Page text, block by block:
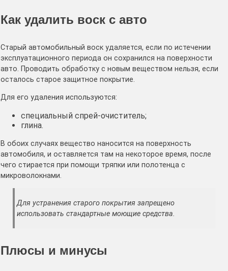
Как удалить воск с авто
Старый автомобильный воск удаляется, если по истечении
эксплуатационного периода он сохранился на поверхности
авто. Проводить обработку с новым веществом нельзя, если
осталось старое защитное покрытие.
Для его удаления используются:
специальный спрей-очиститель;
глина.
В обоих случаях вещество наносится на поверхность
автомобиля, и оставляется там на некоторое время, после
чего стирается при помощи тряпки или полотенца с
микроволокнами.
Для устранения старого покрытия запрещено
использовать стандартные моющие средства.
Плюсы и минусы